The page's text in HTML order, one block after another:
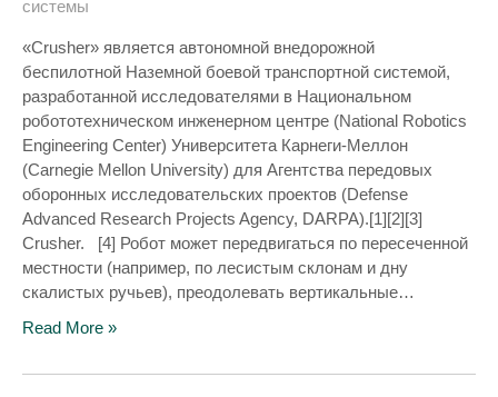
системы
«Crusher» является автономной внедорожной
беспилотной Наземной боевой транспортной системой,
разработанной исследователями в Национальном
робототехническом инженерном центре (National Robotics
Engineering Center) Университета Карнеги-Меллон
(Carnegie Mellon University) для Агентства передовых
оборонных исследовательских проектов (Defense
Advanced Research Projects Agency, DARPA).[1][2][3]
Crusher. [4] Робот может передвигаться по пересеченной
местности (например, по лесистым склонам и дну
скалистых ручьев), преодолевать вертикальные…
Read More »